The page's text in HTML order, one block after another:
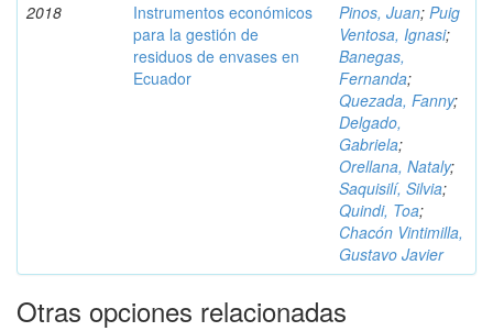
2018
Instrumentos económicos
para la gestión de
residuos de envases en
Ecuador
Pinos, Juan; Puig
Ventosa, Ignasi;
Banegas,
Fernanda;
Quezada, Fanny;
Delgado,
Gabriela;
Orellana, Nataly;
Saquisilí, Silvia;
Quindi, Toa;
Chacón Vintimilla,
Gustavo Javier
Otras opciones relacionadas